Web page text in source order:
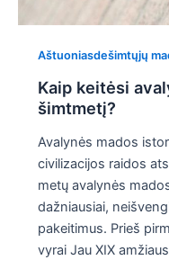
Aštuoniasdešimtųjų
Kaip keitėsi
šimtmetį?
Avalynės mados
civilizacijos raidos
metų avalynės
dažniausiai,
pakeitimus. Prieš
vyrai Jau XIX